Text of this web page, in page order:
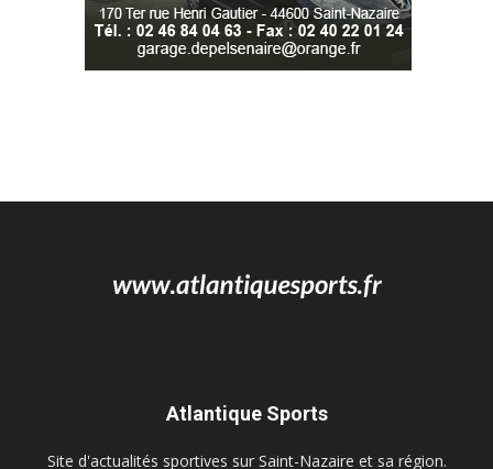
Atlantique Sports
Site d'actualités sportives sur Saint-Nazaire et sa région.